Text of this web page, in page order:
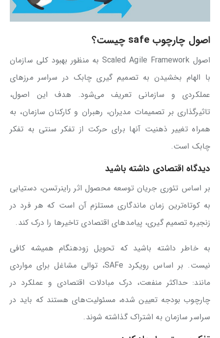
اصول چارچوب safe چیست؟
اصول Scaled Agile Framework به منظور بهبود کلی سازمان
با الهام بخشیدن به تصمیم گیری چابک در سراسر مرزهای
عملکردی و سازمانی تعریف می‌شود. هدف این اصول،
تاثیرگذاری بر تصمیمات مدیران، رهبران و کارکنان سازمان، به
همراه تغییر ذهنیت آنها برای حرکت از تفکر سنتی به تفکر
چابک است.
دیدگاه اقتصادی داشته باشید
بر اساس تئوری جریان توسعه محصول اثر راینرتسن، دستیابی
به کوتاه‌ترین زمان ماندگاری مستلزم آن است که هر فرد در
زنجیره تصمیم گیری، پیامدهای اقتصادی تاخیرها را درک کند.
به خاطر داشته باشید که تحویل زودهنگام همیشه کافی
نیست. بر اساس رویکرد SAFe، توالی مشاغل برای مواردی
مانند: حداکثر منفعت، درک مبادلات اقتصادی و عملکرد در
چارچوب بودجه تعیین شده، مسئولیت‌های هستند که باید در
سراسر سازمان به اشتراک گذاشته شوند.